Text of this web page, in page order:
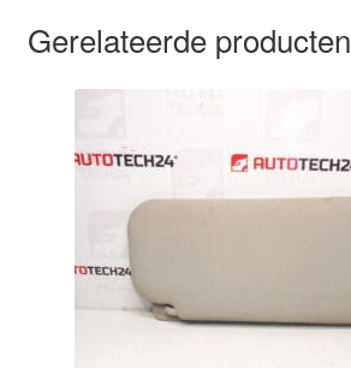
Gerelateerde producten